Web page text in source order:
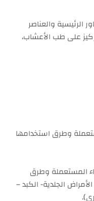
الرئيسية والعناصر
على طب الأعشاب،
وطرق استخدامها
المستعملة وطرق
الجلدية- الكبد –